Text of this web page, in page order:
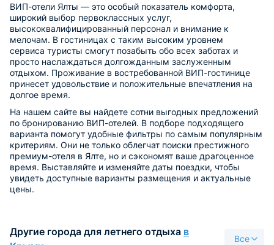
ВИП-отели Ялты — это особый показатель комфорта,
широкий выбор первоклассных услуг,
высококвалифицированный персонал и внимание к
мелочам. В гостиницах с таким высоким уровнем
сервиса туристы смогут позабыть обо всех заботах и
просто наслаждаться долгожданным заслуженным
отдыхом. Проживание в востребованной ВИП-гостинице
принесет удовольствие и положительные впечатления на
долгое время.
На нашем сайте вы найдете сотни выгодных предложений
по бронированию ВИП-отелей. В подборе подходящего
варианта помогут удобные фильтры по самым популярным
критериям. Они не только облегчат поиски престижного
премиум-отеля в Ялте, но и сэкономят ваше драгоценное
время. Выставляйте и изменяйте даты поездки, чтобы
увидеть доступные варианты размещения и актуальные
цены.
Другие города для летнего отдыха в
Все